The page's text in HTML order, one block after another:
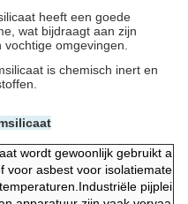
heeft een goede
wat bijdraagt aan zijn
omgevingen.
is chemisch inert en
wordt gewoonlijk gebruikt a
voor asbest voor isolatiemate
pijplei